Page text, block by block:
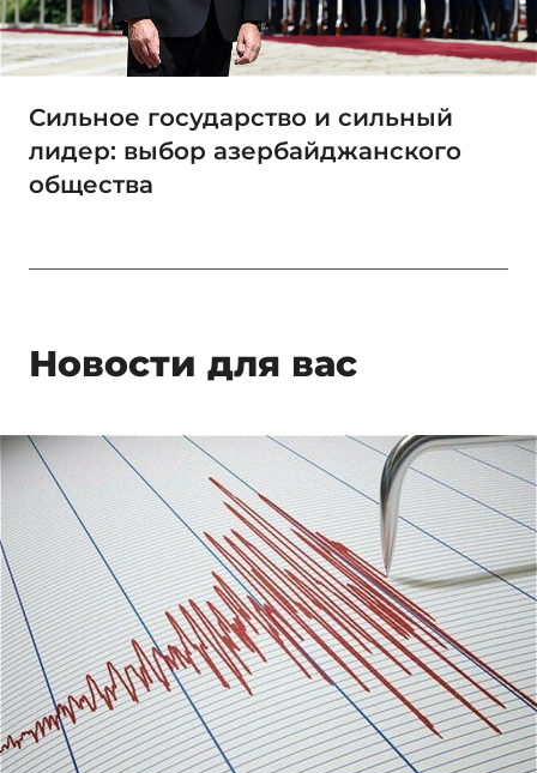
Сильное государство и сильный
лидер: выбор азербайджанского
общества
Новости для вас